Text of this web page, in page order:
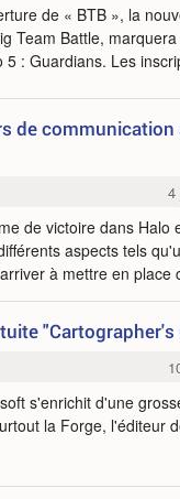
de « BTB », la
Team Battle,
5 : Guardians. Les
de
4
de victoire dans
aspects tels
à mettre en place
s'enrichit d'une
la Forge, l'éditeur